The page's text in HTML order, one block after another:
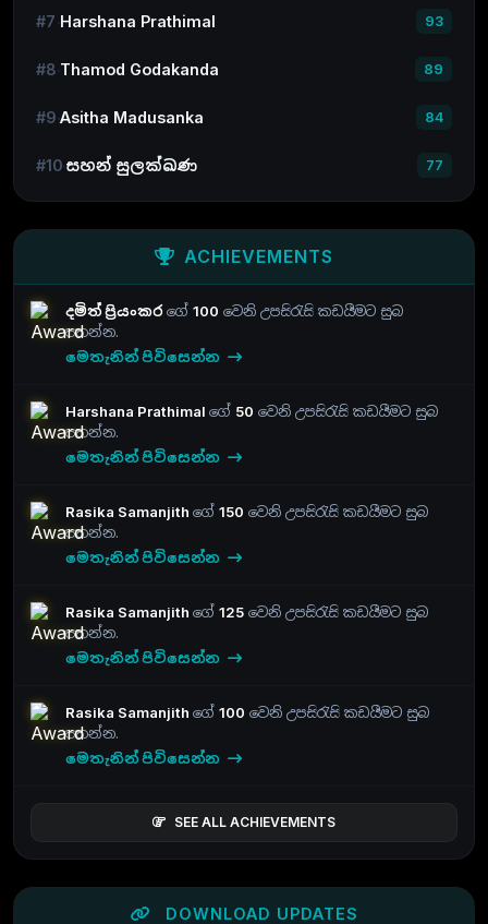
#7 Harshana Prathimal 93
#8 Thamod Godakanda 89
#9 Asitha Madusanka 84
#10 සහන් සුලක්ඛණ 77
ACHIEVEMENTS
දමිත් ප්‍රියංකරගේ 100 වෙනි උපසිරැසි කඩයීමට සුබ
පතන්න.
මෙතැනින් පිවිසෙන්න
Harshana Prathimal ගේ 50 වෙනි උපසිරැසි කඩයීමට සුබ
පතන්න.
මෙතැනින් පිවිසෙන්න
Rasika Samanjith ගේ 150 වෙනි උපසිරැසි කඩයීමට සුබ
පතන්න.
මෙතැනින් පිවිසෙන්න
Rasika Samanjith ගේ 125 වෙනි උපසිරැසි කඩයීමට සුබ
පතන්න.
මෙතැනින් පිවිසෙන්න
Rasika Samanjith ගේ 100 වෙනි උපසිරැසි කඩයීමට සුබ
පතන්න.
මෙතැනින් පිවිසෙන්න
SEE ALL ACHIEVEMENTS
DOWNLOAD UPDATES